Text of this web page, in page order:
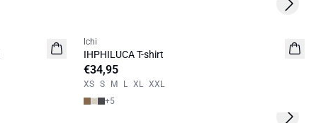
NIEUW
Ichi
IHPHILUCA T-shirt
€34,95
XS S M L XL XXL
+5
Next